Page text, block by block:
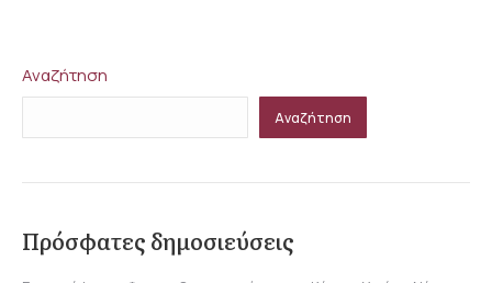
Αναζήτηση
Αναζήτηση
Πρόσφατες δημοσιεύσεις